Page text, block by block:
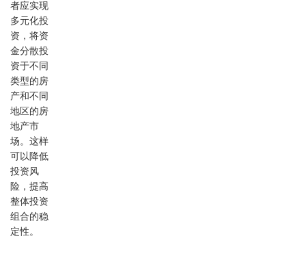
者应实现
多元化投
资，将资
金分散投
资于不同
类型的房
产和不同
地区的房
地产市
场。这样
可以降低
投资风
险，提高
整体投资
组合的稳
定性。